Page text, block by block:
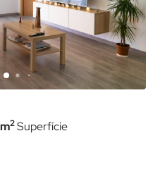
2Superfície